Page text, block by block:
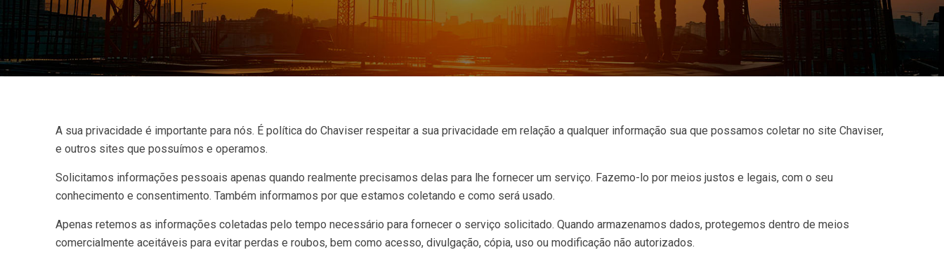
A sua privacidade é importante para nós. É política do Chaviser respeitar a sua privacidade em relação a qualquer informação sua que possamos coletar no site Chaviser,
e outros sites que possuímos e operamos.
Solicitamos informações pessoais apenas quando realmente precisamos delas para lhe fornecer um serviço. Fazemo-lo por meios justos e legais, com o seu
conhecimento e consentimento. Também informamos por que estamos coletando e como será usado.
Apenas retemos as informações coletadas pelo tempo necessário para fornecer o serviço solicitado. Quando armazenamos dados, protegemos dentro de meios
comercialmente aceitáveis ​​para evitar perdas e roubos, bem como acesso, divulgação, cópia, uso ou modificação não autorizados.